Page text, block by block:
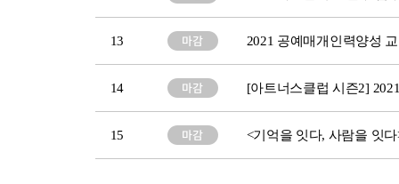
13 2021 공예매개인력양성
14 [아트너스클럽 시즌2]
15 <기억을 잇다, 사람을 잇